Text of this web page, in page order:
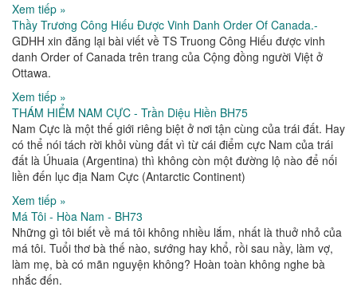
Xem tiếp »
Thầy Trương Công Hiếu Được Vinh Danh Order Of Canada.-
GDHH xin đăng lại bài viết về TS Truong Công Hiếu được vinh
danh Order of Canada trên trang của Cộng đồng người Việt ở
Ottawa.
Xem tiếp »
THÁM HIỂM NAM CỰC - Trần Diệu Hiền BH75
Nam Cực là một thế giới riêng biệt ở nơi tận cùng của trái đất. Hay
có thể nói tách rời khỏi vùng đất vì từ cái điểm cực Nam của trái
đất là Úhuaia (Argentina) thì không còn một đường lộ nào để nối
liền đến lục địa Nam Cực (Antarctic Continent)
Xem tiếp »
Má Tôi - Hòa Nam - BH73
Những gì tôi biết về má tôi không nhiều lắm, nhất là thuở nhỏ của
má tôi. Tuổi thơ bà thế nào, sướng hay khổ, rồi sau nầy, làm vợ,
làm mẹ, bà có mãn nguyện không? Hoàn toàn không nghe bà
nhắc đến.